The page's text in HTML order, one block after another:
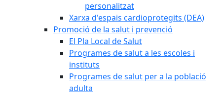
personalitzat
Xarxa d'espais cardioprotegits (DEA)
Promoció de la salut i prevenció
El Pla Local de Salut
Programes de salut a les escoles i
instituts
Programes de salut per a la població
adulta